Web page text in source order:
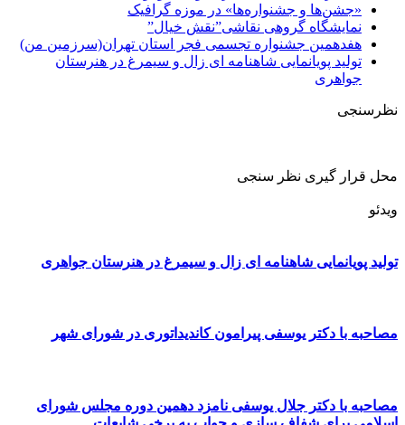
«جشن‌ها و جشنواره‌ها» در موزه گرافیک
نمایشگاه گروهی نقاشی”نقش خیال”
هفدهمین جشنواره تجسمی فجر استان تهران(سرزمین من)
تولید پویانمایی شاهنامه ای زال و سیمرغ در هنرستان
جواهری
نظرسنجی
محل قرار گیری نظر سنجی
ویدئو
تولید پویانمایی شاهنامه ای زال و سیمرغ در هنرستان جواهری
مصاحبه با دکتر یوسفی پیرامون کاندیداتوری در شورای شهر
مصاحبه با دکتر جلال یوسفی نامزد دهمین دوره مجلس شورای